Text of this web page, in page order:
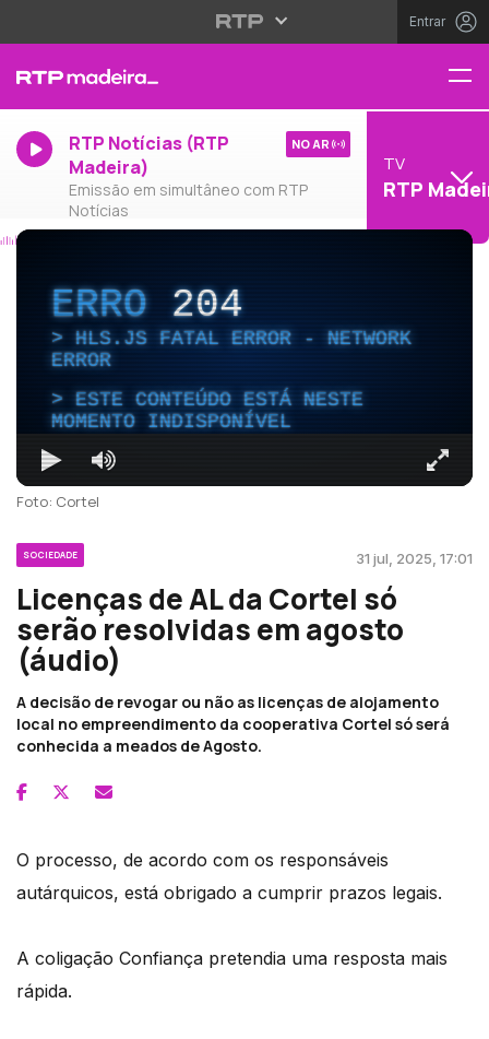
Entrar
RTP Notícias (RTP
Madeira)
Emissão em simultâneo com RTP
Notícias
NO AR
TV
RTP
ERRO204
HLS.JS FATAL ERROR - NETWORK
ERROR
ESTE CONTEÚDO ESTÁ NESTE
MOMENTO INDISPONÍVEL
Foto: Cortel
SOCIEDADE 31 jul, 2025, 17:01
Licenças de AL da Cortel só
serão resolvidas em agosto
(áudio)
A decisão de revogar ou não as licenças de alojamento
local no empreendimento da cooperativa Cortel só será
conhecida a meados de Agosto.
O processo, de acordo com os responsáveis
autárquicos, está obrigado a cumprir prazos legais.
A coligação Confiança pretendia uma resposta mais
rápida.